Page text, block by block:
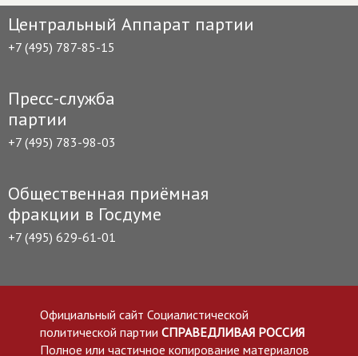
Центральный Аппарат партии
+7 (495) 787-85-15
Пресс-служба
партии
+7 (495) 783-98-03
Общественная приёмная
фракции в Госдуме
+7 (495) 629-61-01
Официальный сайт Социалистической
политической партии СПРАВЕДЛИВАЯ РОССИЯ
Полное или частичное копирование материалов